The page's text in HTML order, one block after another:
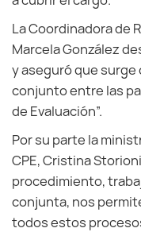
La Coordinadora de
Marcela González
y aseguró que
conjunto entre las
de Evaluación”.
Por su parte la
CPE, Cristina
procedimiento,
conjunta, nos
todos estos